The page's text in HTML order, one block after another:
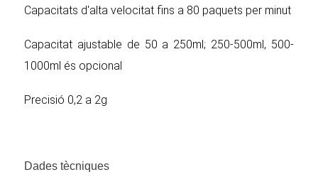
Capacitats d'alta velocitat fins a 80 paquets per minut
Capacitat ajustable de 50 a 250ml; 250-500ml, 500-
1000ml és opcional
Precisió 0,2 a 2g
Dades tècniques